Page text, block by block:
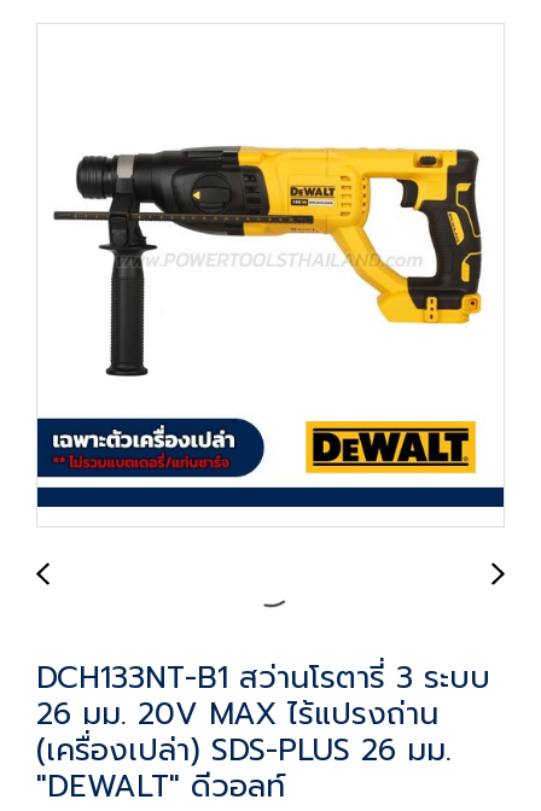
DCH133NT-B1 สว่านโรตารี่ 3 ระบบ
26 มม. 20V MAX ไร้แปรงถ่าน
(เครื่องเปล่า) SDS-PLUS 26 มม.
"DEWALT" ดีวอลท์